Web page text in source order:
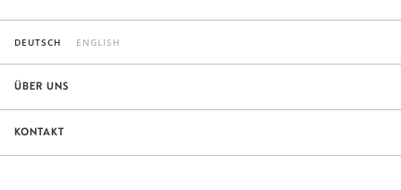
DEUTSCH ENGLISH
ÜBER UNS
KONTAKT